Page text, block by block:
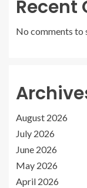
Recent
No comments to
August 2026
July 2026
June 2026
May 2026
April 2026